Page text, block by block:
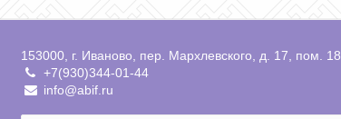
153000, г. Иваново, пер. Мархлевского, д. 17, пом. 18
+7(930)344-01-44
info@abif.ru